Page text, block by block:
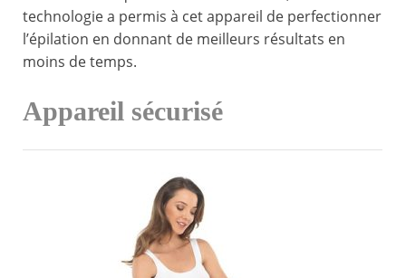
technologie a permis à cet appareil de perfectionner
l’épilation en donnant de meilleurs résultats en
moins de temps.
Appareil sécurisé